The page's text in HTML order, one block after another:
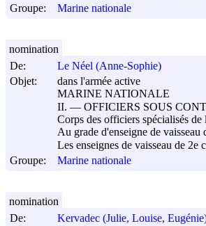
Groupe:
Marine nationale
De:
Le Néel (Anne-Sophie)
Objet:
dans l'armée active
MARINE NATIONALE
II. ― OFFICIERS SOUS
Corps des officiers spécialisés de
Au grade d'enseigne de vaisseau
Les enseignes de vaisseau de 2e
Groupe:
Marine nationale
nomination
De:
Kervadec (Julie, Louise,
nomination